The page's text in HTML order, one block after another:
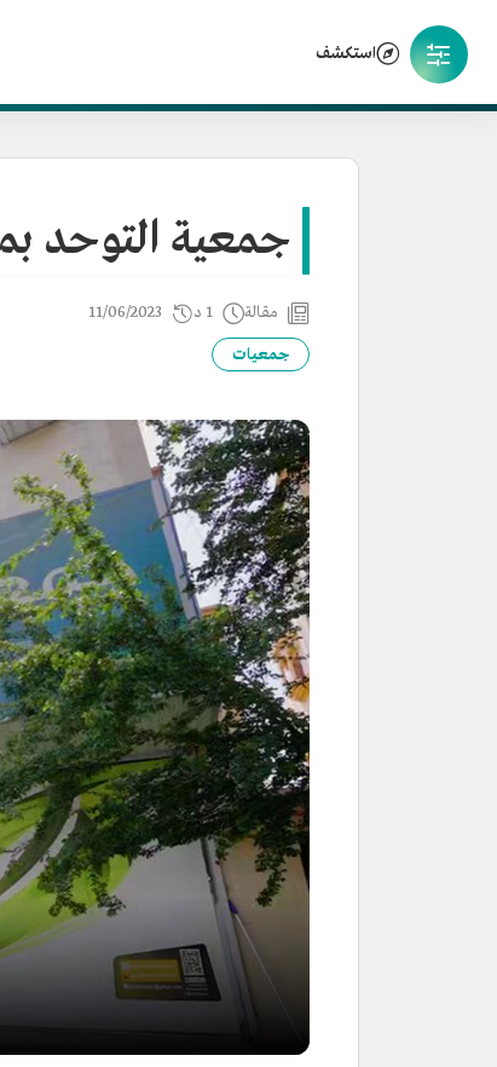
استكشف
جمعية التوحد
مقالة 1 د 11/06/2023
جمعيات